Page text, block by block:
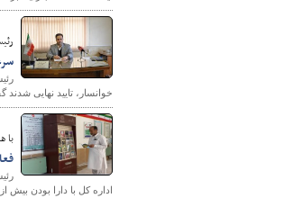
خوانسار، تایید نهایی شدند گفت: با تلاش‌های بعمل آمده ۲۵ هکتار
با
اداره کل با دارا بودن بیش از ۸۰۰ جلد کتاب خبر داد.